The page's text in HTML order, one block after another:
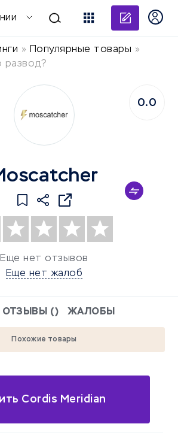
» Популярные товары »
развод?
Еще нет отзывов
Еще нет жалоб
0.0
ОТЗЫВЫ () ЖАЛОБЫ
Похожие товары
Cordis Meridian